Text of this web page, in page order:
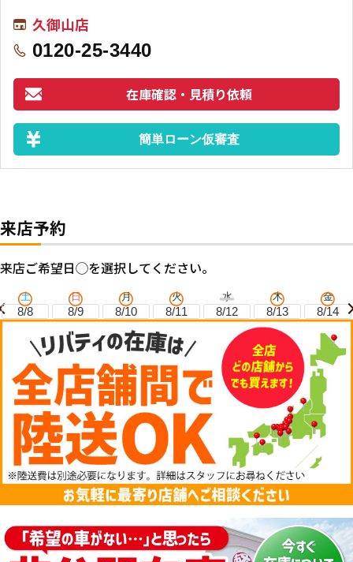
久御山店
0120-25-3440
在庫確認・見積り依頼
簡単ローン仮審査
来店予約
来店ご希望日◯を選択してください。
土
8/8
日
8/9
月
8/10
火
8/11
水
8/12
木
8/13
金
8/14